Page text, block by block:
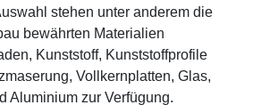
stehen unter anderem die
bewährten Materialien
Kunststoff, Kunststoffprofile
Vollkernplatten, Glas,
Aluminium zur Verfügung.